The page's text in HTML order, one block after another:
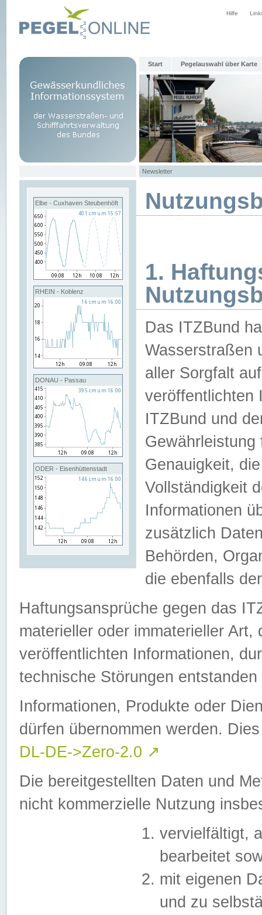
Hilfe
Start Pegelauswahl über Karte
Newsletter
Elbe - Cuxhaven Steubenhöft
RHEIN - Koblenz
DONAU - Passau
ODER - Eisenhüttenstadt
1.
Das ITZBund
Wasserstraßen
aller Sorgfalt
veröffentlichten
ITZBund und
Genauigkeit,
Vollständigkeit
Informationen
zusätzlich
Behörden,
die ebenfalls
Haftungsansprüche gegen das
materieller oder immaterieller
veröffentlichten Informationen,
technische Störungen
Informationen, Produkte oder
dürfen übernommen werden.
DL-DE->Zero-2.0 ↗
Die bereitgestellten Daten und
nicht kommerzielle Nutzung
vervielfältigt,
bearbeitet
mit eigenen
und zu